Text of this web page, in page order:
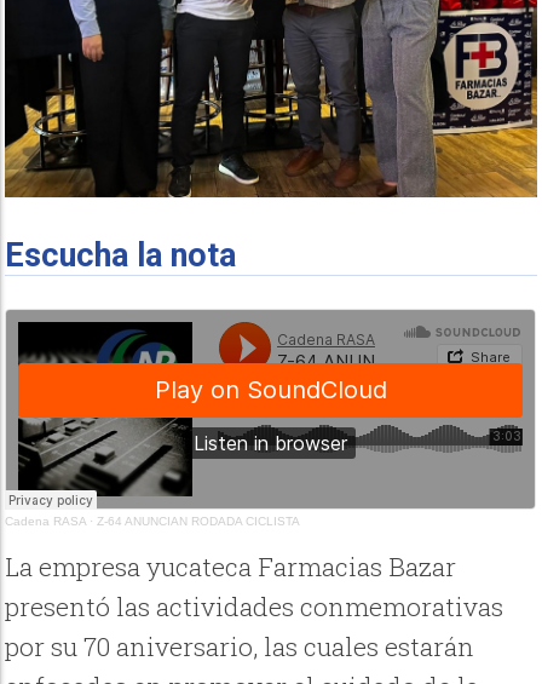
Escucha la nota
Cadena RASA ·Z-64 ANUNCIAN RODADA CICLISTA
La empresa yucateca Farmacias Bazar
presentó las actividades conmemorativas
por su 70 aniversario, las cuales estarán